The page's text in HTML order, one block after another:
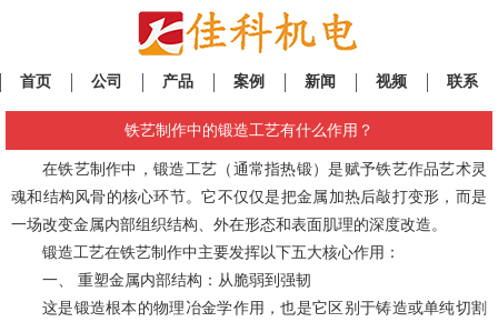
首页 公司 产品 案例 新闻 视频 联系
铁艺制作中的锻造工艺有什么作用？
在铁艺制作中，锻造工艺（通常指热锻）是赋予铁艺作品艺术灵
魂和结构风骨的核心环节。它不仅仅是把金属加热后敲打变形，而是
一场改变金属内部组织结构、外在形态和表面肌理的深度改造。
锻造工艺在铁艺制作中主要发挥以下五大核心作用：
一、 重塑金属内部结构：从脆弱到强韧
这是锻造根本的物理冶金学作用，也是它区别于铸造或单纯切割